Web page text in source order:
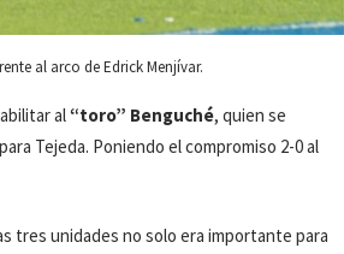
al arco de Edrick Menjívar.
al “toro” Benguché, quien se
Tejeda. Poniendo el compromiso 2-0 al
tres unidades no solo era importante para